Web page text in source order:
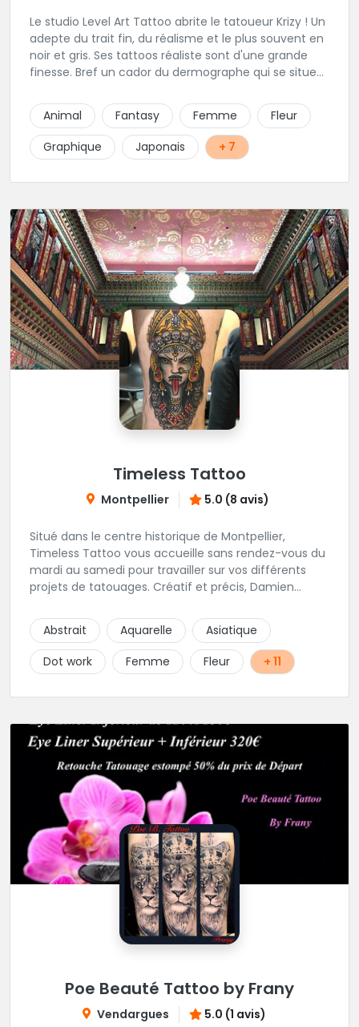
Le studio Level Art Tattoo abrite le tatoueur Krizy ! Un
adepte du trait fin, du réalisme et le plus souvent en
noir et gris. Ses tattoos réaliste sont d'une grande
finesse. Bref un cador du dermographe qui se situe
Animal
Fantasy Femme
Fleur
Graphique
Japonais + 7
Timeless Tattoo
Montpellier 5.0 (8 avis)
Situé dans le centre historique de Montpellier,
Timeless Tattoo vous accueille sans rendez-vous du
mardi au samedi pour travailler sur vos différents
projets de tatouages. Créatif et précis, Damien
sans failles. Spécialisé dans le tatouage traditionnel,
old school, mais également à l'aise dans la
réalisation de pièces de styles différents : Dotwork,
Japonais, Graphique, mandala .. N'hésitez pas à le
Abstrait Aquarelle
Asiatique
Dot work
Femme Fleur + 11
Poe Beauté Tattoo by Frany
Vendargues 5.0 (1 avis)